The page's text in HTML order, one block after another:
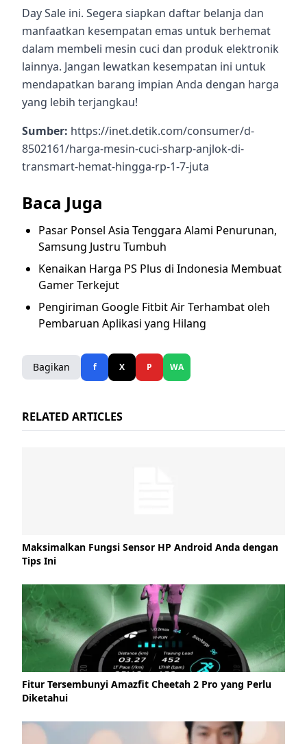
Day Sale ini. Segera siapkan daftar belanja dan
manfaatkan kesempatan emas untuk berhemat
dalam membeli mesin cuci dan produk elektronik
lainnya. Jangan lewatkan kesempatan ini untuk
mendapatkan barang impian Anda dengan harga
yang lebih terjangkau!
Sumber: https://inet.detik.com/consumer/d-
8502161/harga-mesin-cuci-sharp-anjlok-di-
transmart-hemat-hingga-rp-1-7-juta
Baca Juga
Pasar Ponsel Asia Tenggara Alami Penurunan,
Samsung Justru Tumbuh
Kenaikan Harga PS Plus di Indonesia Membuat
Gamer Terkejut
Pengiriman Google Fitbit Air Terhambat oleh
Pembaruan Aplikasi yang Hilang
Bagikan f X P WA
RELATED ARTICLES
Maksimalkan Fungsi Sensor HP Android Anda dengan
Tips Ini
Fitur Tersembunyi Amazfit Cheetah 2 Pro yang Perlu
Diketahui